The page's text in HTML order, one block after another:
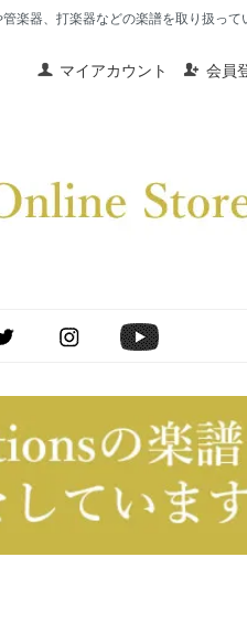
楽器、打楽器などの楽譜を取り扱って
マイアカウント 会員